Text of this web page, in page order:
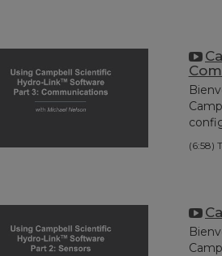
(6:58)